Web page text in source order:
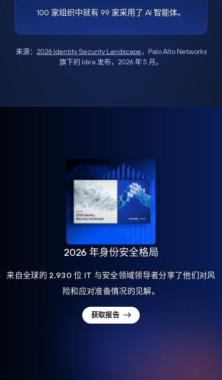
100 家组织中就有 99 家采用了 AI 智能体。
来源： 2026 Identity Security Landscape，Palo Alto Networks
旗下的 Idira 发布，2026 年 5 月。
2026 年身份安全格局
来自全球的 2,930 位 IT 与安全领域领导者分享了他们对风
险和应对准备情况的见解。
获取报告